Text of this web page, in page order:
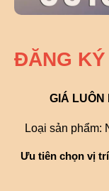
ĐĂNG
GIÁ LUÔN
Loại sản phẩm:
Ưu tiên chọn vị